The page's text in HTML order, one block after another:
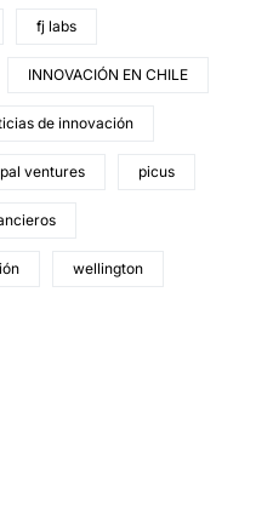
fj labs
INNOVACIÓN EN CHILE
de innovación
ventures picus
wellington